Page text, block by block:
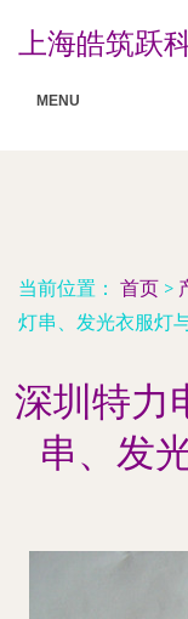
上海皓筑跃
MENU
当前位置： 首页 >
灯串、发光衣服灯
深圳特力
串、发